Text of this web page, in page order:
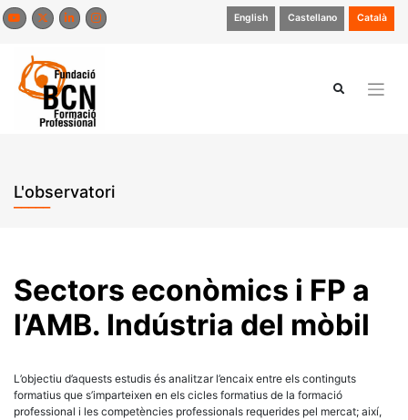
Skip
to
English Castellano Català
L'observatori
Sectors econòmics i FP a
l’AMB. Indústria del mòbil
L’objectiu d’aquests estudis és analitzar l’encaix entre els continguts
formatius que s’imparteixen en els cicles formatius de la formació
professional i les competències professionals requerides pel mercat; així,